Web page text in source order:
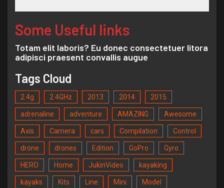
Some Useful links
Totam elit laboris? Eu donec consectetuer litora
adipisci praesent convallis augue
Tags Cloud
2.4g 2.4GHz 2013 2014 2015
adrenaline adventure AMAZING Awesome
Axis Camera cars Compilation Control
drone drones Edition GoPro Gyro
HERO Home JukinVideo kayaking
kayaks Kits Line Mini Model